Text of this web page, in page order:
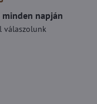
napján
válaszolunk